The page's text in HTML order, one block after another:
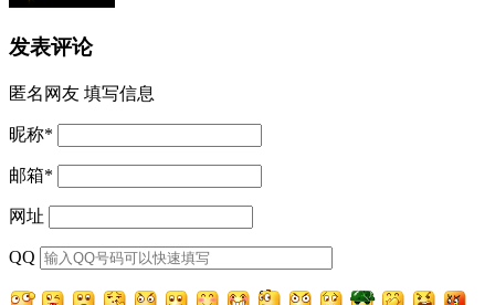
发表评论
匿名网友 填写信息
昵称*
邮箱*
网址
QQ